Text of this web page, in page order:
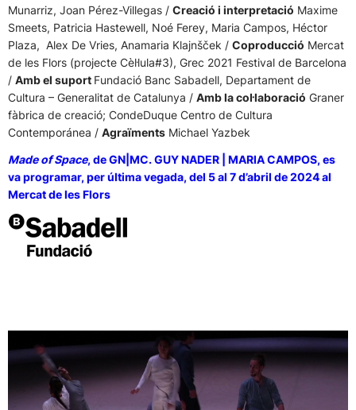
Munarriz, Joan Pérez-Villegas / Creació i interpretació Maxime
Smeets, Patricia Hastewell, Noé Ferey, Maria Campos, Héctor
Plaza, Alex De Vries, Anamaria Klajnšček / Coproducció Mercat
de les Flors (projecte Cèl·lula#3), Grec 2021 Festival de Barcelona
/ Amb el suport Fundació Banc Sabadell, Departament de
Cultura – Generalitat de Catalunya / Amb la col·laboració Graner
fàbrica de creació; CondeDuque Centro de Cultura
Contemporánea / Agraïments Michael Yazbek
Made of Space, de GN|MC. GUY NADER | MARIA CAMPOS, es
va programar, per última vegada, del 5 al 7 d’abril de 2024 al
Mercat de les Flors